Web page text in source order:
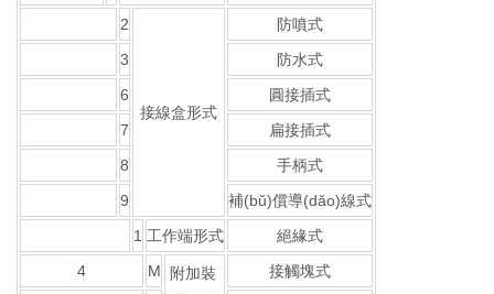
2
接線盒形式
防噴式
3
防水式
6
圓接插式
7
扁接插式
8
手柄式
9
補(bǔ)償導(dǎo)線式
1 工作端形式
絕緣式
4
M
附加裝
接觸塊式